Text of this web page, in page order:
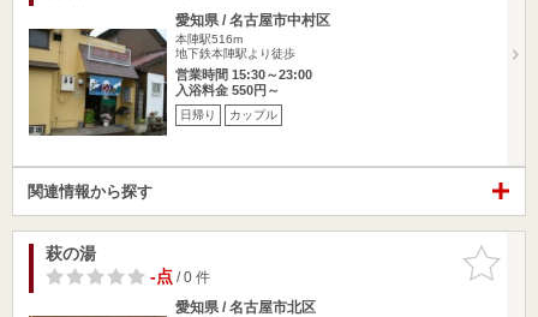
愛知県 / 名古屋市中村区
本陣駅516m
地下鉄本陣駅より徒歩
営業時間 15:30～23:00
入浴料金 550円～
日帰り カップル
関連情報から探す
お気に入
りに追加
萩の湯
-点/ 0 件
愛知県 / 名古屋市北区